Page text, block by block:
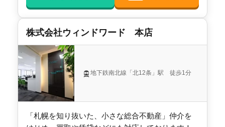
株式会社ウィンドワード 本店
地下鉄南北線「北12条」駅 徒歩1分
「札幌を知り抜いた、小さな総合不動産」仲介を